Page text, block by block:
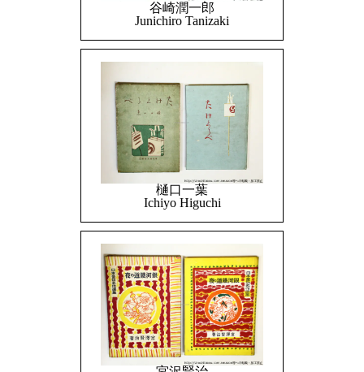
谷崎潤一郎
Junichiro Tanizaki
樋口一葉
Ichiyo Higuchi